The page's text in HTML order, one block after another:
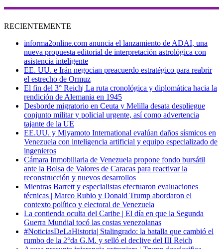
RECIENTEMENTE
informa2online.com anuncia el lanzamiento de ADAI, una
nueva propuesta editorial de interpretación astrológica con
asistencia inteligente
EE. UU. e Irán negocian preacuerdo estratégico para reabrir
el estrecho de Ormuz
El fin del 3° Reich| La ruta cronológica y diplomática hacia la
rendición de Alemania en 1945
Desborde migratorio en Ceuta y Melilla desata despliegue
conjunto militar y policial urgente, así como advertencia
tajante de la UE
EE.UU. y Miyamoto International evalúan daños sísmicos en
Venezuela con inteligencia artificial y equipo especializado de
ingenieros
Cámara Inmobiliaria de Venezuela propone fondo bursátil
ante la Bolsa de Valores de Caracas para reactivar la
reconstrucción y nuevos desarrollos
Mientras Barrett y especialistas efectuaron evaluaciones
técnicas | Marco Rubio y Donald Trump abordaron el
contexto político y electoral de Venezuela
La contienda oculta del Caribe | El día en que la Segunda
Guerra Mundial tocó las costas venezolanas
#NoticiasDeLaHistoria| Stalingrado: la batalla que cambió el
rumbo de la 2°da G.M. y selló el declive del III Reich